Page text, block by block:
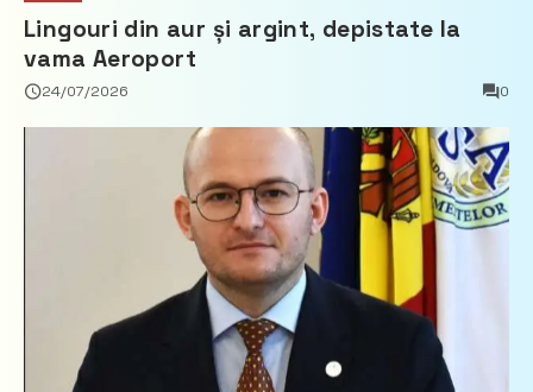
Lingouri din aur și argint, depistate la
vama Aeroport
24/07/2026 0